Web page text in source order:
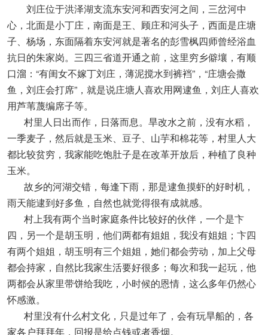
刘庄位于洪泽湖支流东安河和西安河之间，三岔河中
心，北面是小丁庄，南面是王、顾庄和河头子，西面是庄塘
子、杨场，东面隔着东安河就是著名的彭雪枫四师曾经浴血
抗日的朱家岗。三四三省道开通之前，这里穷乡僻壤，有顺
口溜：“有闺女不嫁丁刘庄，薄泥搅水到裤裆”，“庄塘会撒
鱼，刘庄会打席”，就是说庄塘人喜欢用网逮鱼，刘庄人喜欢
用芦苇蔑编席子等。
村里人日出而作，日落而息。旱改水之前，没有水稻，
一季麦子，然后就是玉米、豆子、山芋和棉花等，村里人大
都比较贫穷，我家能吃饱肚子是在改革开放后，种植了良种
玉米。
故乡的河湖交错，每逢下雨，那是逮鱼摸虾的好时机，
雨天能逮到好多鱼，自然也就觉得很有成就感。
村上我有两个当时家庭条件比较好的伙伴，一个是卞
四，另一个是胡玉明，他们两都有姐姐，我没有姐姐；卞四
有两个姐姐，胡玉明有三个姐姐，她们都会劳动，加上父母
都会持家，自然比我家生活要好很多；每次和我一起玩，他
两都会从家里带饼给我吃，小时候的恩情，这么多年仍然心
怀感激。
村里没有什么村文化，只是过年了，会有玩旱船的，各
家各户拜拜年，回报是给点钱或者香烟。